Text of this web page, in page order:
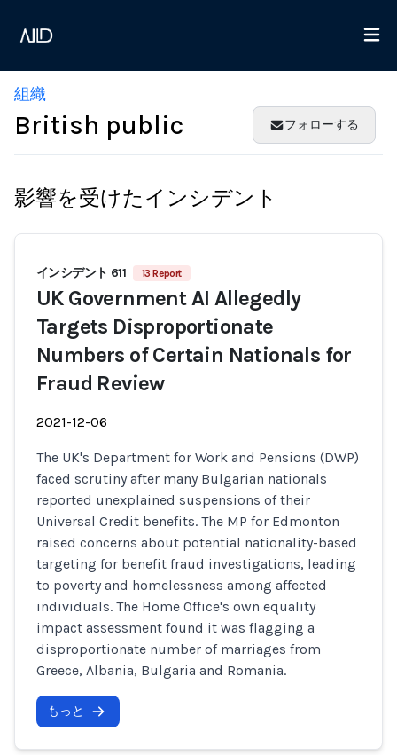
組織
British public フォローする
影響を受けたインシデント
インシデント 611 13 Report
UK Government AI Allegedly
Targets Disproportionate
Numbers of Certain Nationals for
Fraud Review
2021-12-06
The UK's Department for Work and Pensions (DWP)
faced scrutiny after many Bulgarian nationals
reported unexplained suspensions of their
Universal Credit benefits. The MP for Edmonton
raised concerns about potential nationality-based
targeting for benefit fraud investigations, leading
to poverty and homelessness among affected
individuals. The Home Office's own equality
impact assessment found it was flagging a
disproportionate number of marriages from
Greece, Albania, Bulgaria and Romania.
もっと